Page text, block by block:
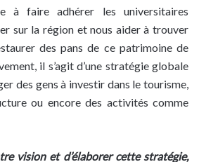
à faire adhérer les universitaires
sur la région et nous aider à trouver
des pans de ce patrimoine de
il s’agit d’une stratégie globale
des gens à investir dans le tourisme,
ou encore des activités comme
vision et d’élaborer cette stratégie,